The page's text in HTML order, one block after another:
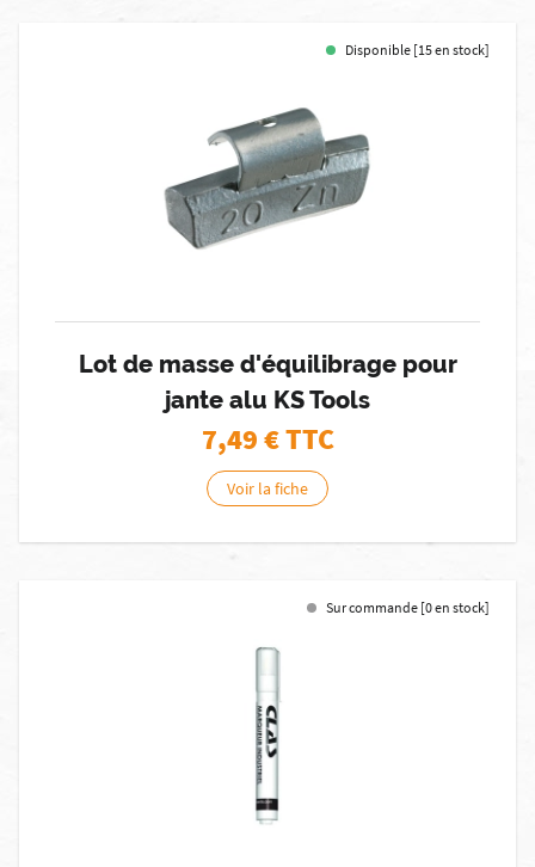
Disponible [15 en stock]
Lot de masse d'équilibrage pour
jante alu KS Tools
7,49€ TTC
Voir la fiche
Sur commande [0 en stock]